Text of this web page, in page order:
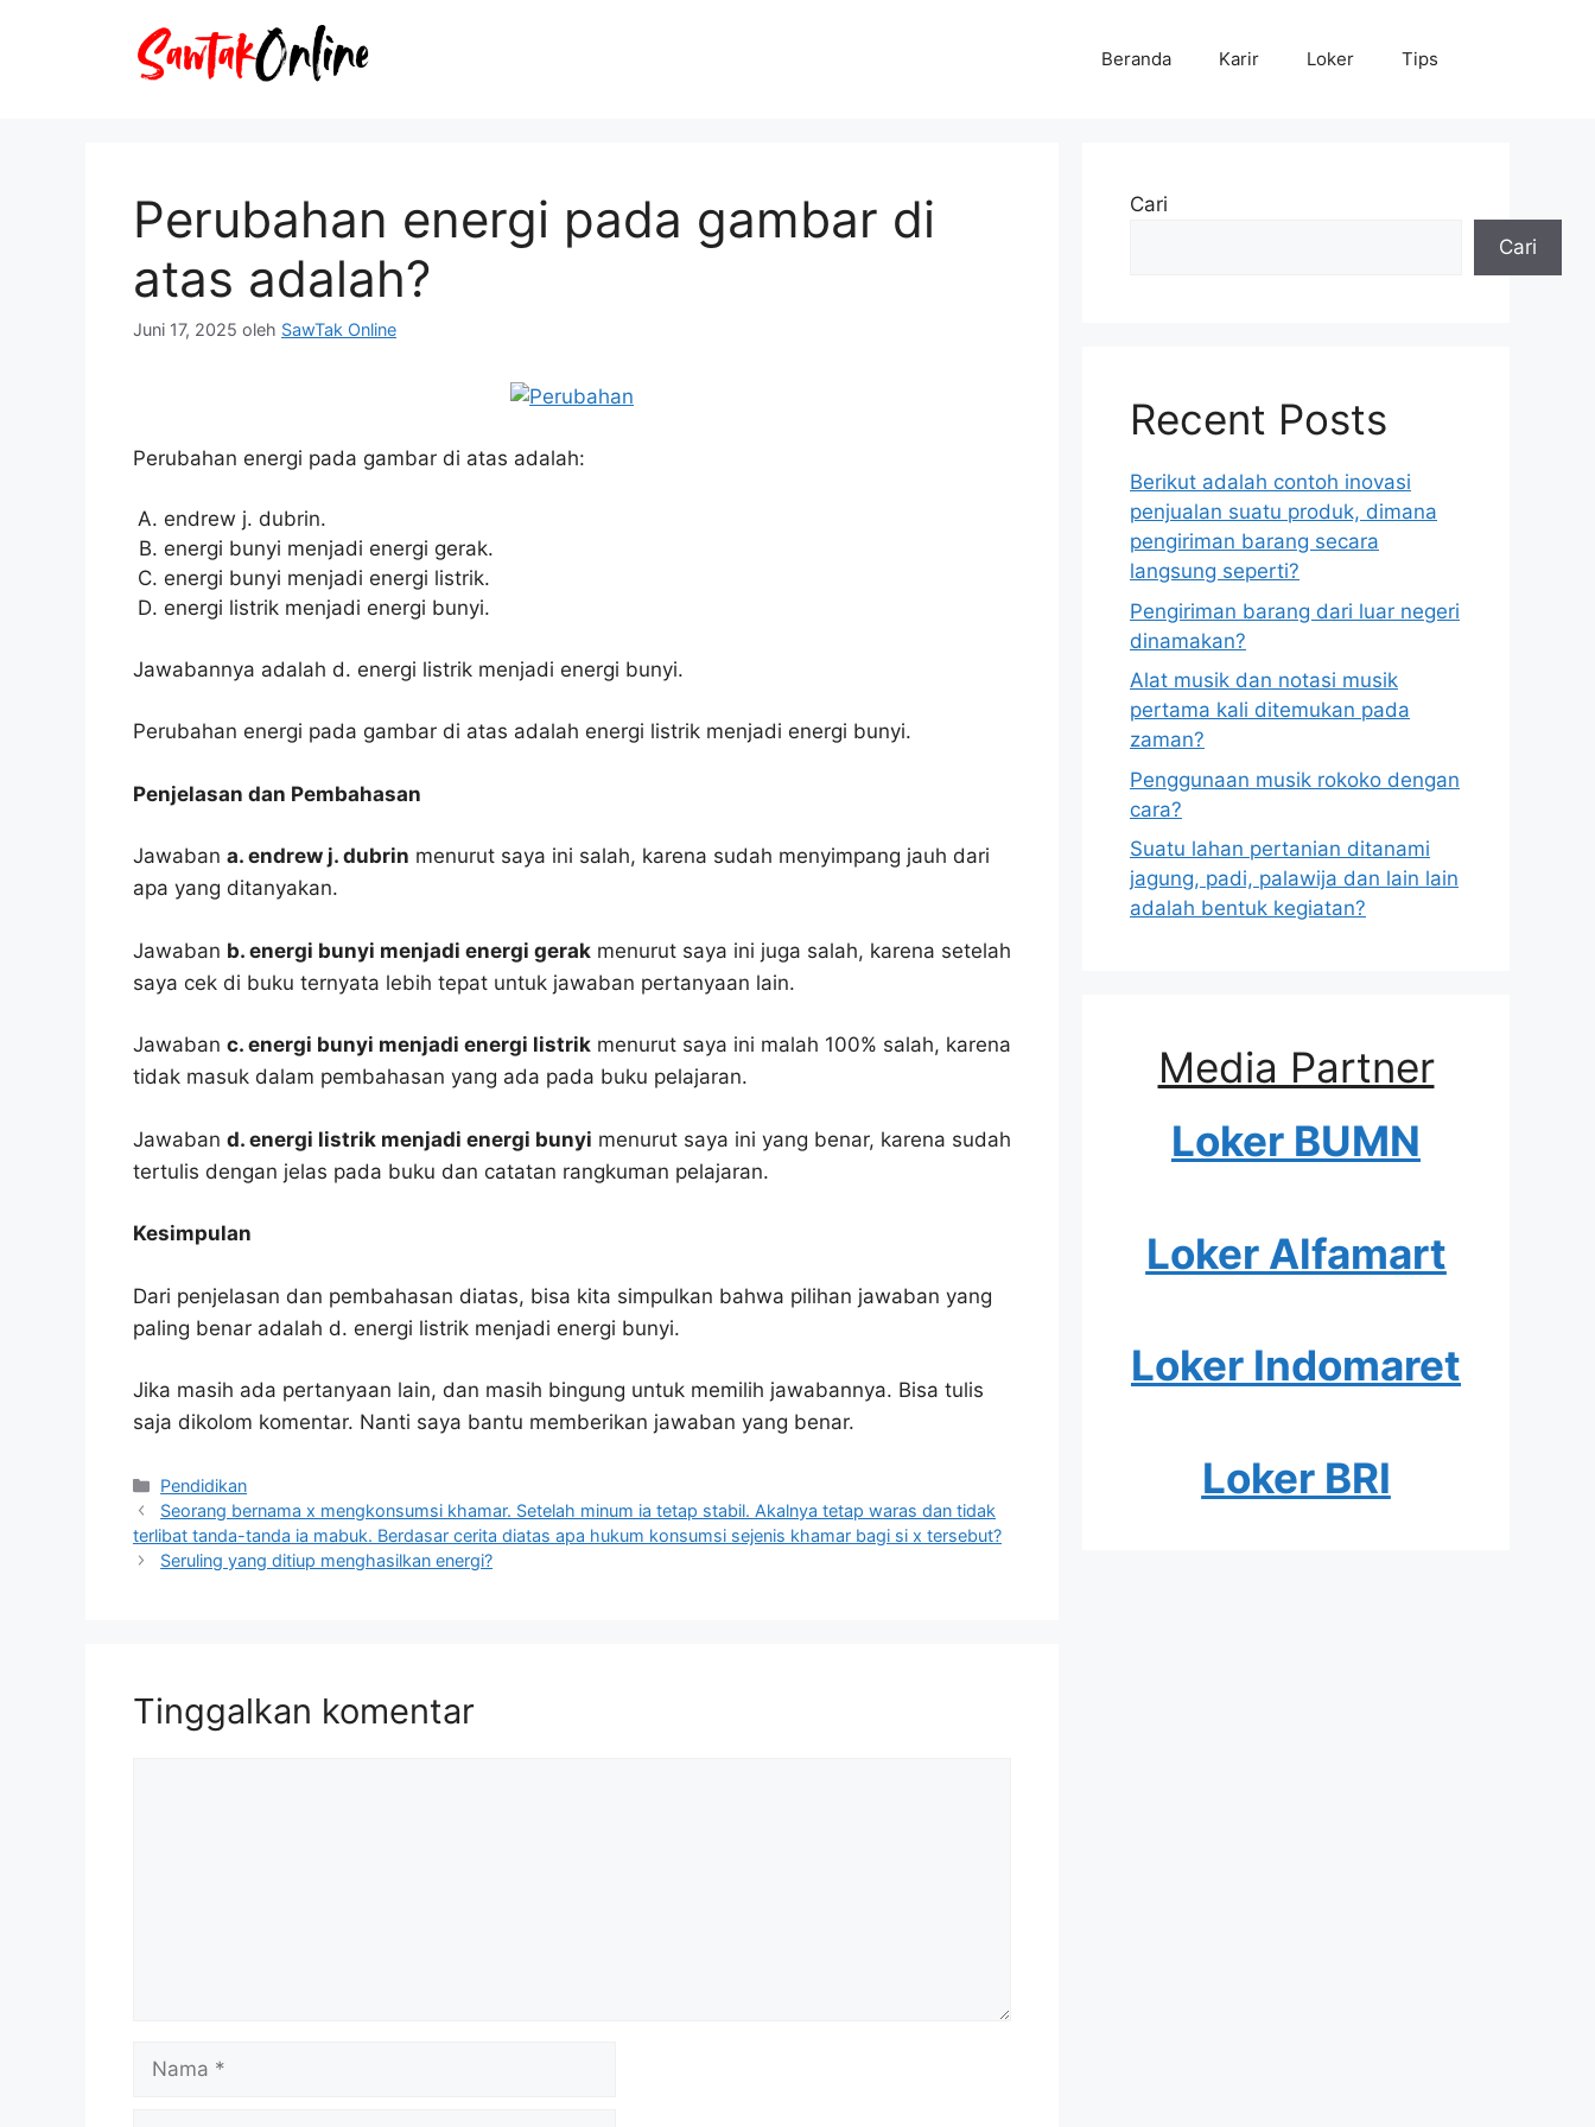
Beranda Karir Loker Tips
Perubahan energi pada gambar di
atas adalah?
Juni 17, 2025 oleh SawTak Online
Perubahan energi pada gambar di atas adalah:
endrew j. dubrin.
energi bunyi menjadi energi gerak.
energi bunyi menjadi energi listrik.
energi listrik menjadi energi bunyi.
Jawabannya adalah d. energi listrik menjadi energi bunyi.
Perubahan energi pada gambar di atas adalah energi listrik menjadi energi bunyi.
Penjelasan dan Pembahasan
Jawaban a. endrew j. dubrin menurut saya ini salah, karena sudah menyimpang jauh dari
apa yang ditanyakan.
Jawaban b. energi bunyi menjadi energi gerak menurut saya ini juga salah, karena setelah
saya cek di buku ternyata lebih tepat untuk jawaban pertanyaan lain.
Jawaban c. energi bunyi menjadi energi listrik menurut saya ini malah 100% salah, karena
tidak masuk dalam pembahasan yang ada pada buku pelajaran.
Jawaban d. energi listrik menjadi energi bunyi menurut saya ini yang benar, karena sudah
tertulis dengan jelas pada buku dan catatan rangkuman pelajaran.
Kesimpulan
Dari penjelasan dan pembahasan diatas, bisa kita simpulkan bahwa pilihan jawaban yang
paling benar adalah d. energi listrik menjadi energi bunyi.
Jika masih ada pertanyaan lain, dan masih bingung untuk memilih jawabannya. Bisa tulis
saja dikolom komentar. Nanti saya bantu memberikan jawaban yang benar.
Kategori
Pendidikan
Seorang bernama x mengkonsumsi khamar. Setelah minum ia tetap stabil. Akalnya tetap waras dan tidak
terlibat tanda-tanda ia mabuk. Berdasar cerita diatas apa hukum konsumsi sejenis khamar bagi si x tersebut?
Seruling yang ditiup menghasilkan energi?
Tinggalkan komentar
Nama
Cari
Cari
Recent Posts
Berikut adalah contoh inovasi
penjualan suatu produk, dimana
pengiriman barang secara
langsung seperti?
Pengiriman barang dari luar negeri
dinamakan?
Alat musik dan notasi musik
pertama kali ditemukan pada
zaman?
Penggunaan musik rokoko dengan
cara?
Suatu lahan pertanian ditanami
jagung, padi, palawija dan lain lain
adalah bentuk kegiatan?
Media Partner
Loker BUMN
Loker Alfamart
Loker Indomaret
Loker BRI